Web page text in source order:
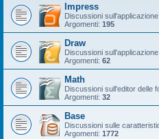
Impress
Discussioni
Argomenti: 195
Draw
Discussioni
Argomenti: 62
Math
Discussioni sull'editor delle
Argomenti: 32
Base
Discussioni sulle
Argomenti: 1772